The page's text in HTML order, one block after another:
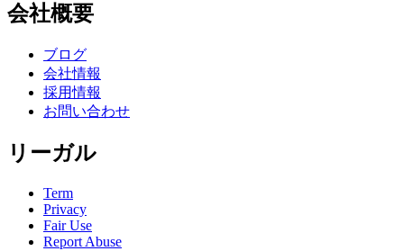
会社概要
ブログ
会社情報
採用情報
お問い合わせ
リーガル
Term
Privacy
Fair Use
Report Abuse